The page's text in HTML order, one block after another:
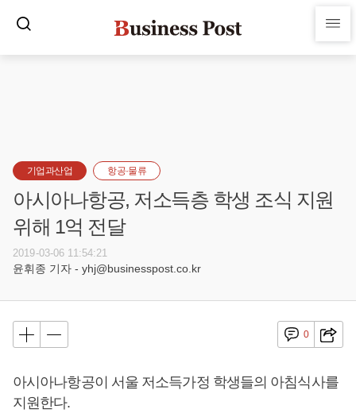
기업과산업 항공·물류
아시아나항공, 저소득층 학생 조식 지원
위해 1억 전달
2019-03-06 11:54:21
윤휘종 기자 - yhj@businesspost.co.kr
0
아시아나항공이 서울 저소득가정 학생들의 아침식사를
지원한다.